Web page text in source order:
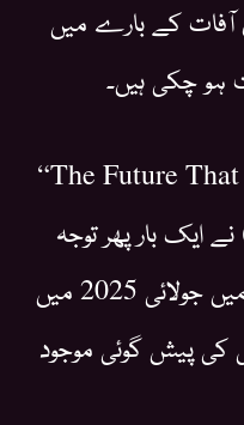
آفات کے بارے میں
ہو چکی ہیں۔
اب ان کے پرانے مانگا ”The Future That I Saw“
ایک بار پھر توجہ
حاصل کر لی ہے۔ کیونکہ اس میں جولائی 2025 میں
کی پیش گوئی موجود